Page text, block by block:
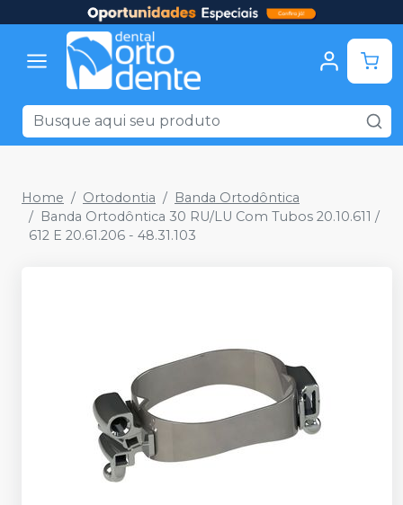
Home Ortodontia
Banda Ortodôntica
Banda Ortodôntica 30 RU/LU Com Tubos 20.10.611 /
612 E 20.61.206 - 48.31.103